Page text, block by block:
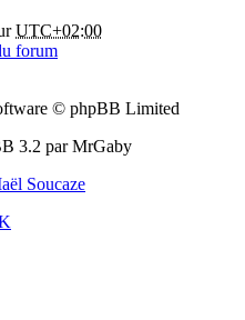
UTC+02:00
forum
© phpBB Limited
3.2 par MrGaby
Soucaze